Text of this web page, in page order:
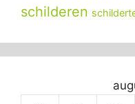
schilderen